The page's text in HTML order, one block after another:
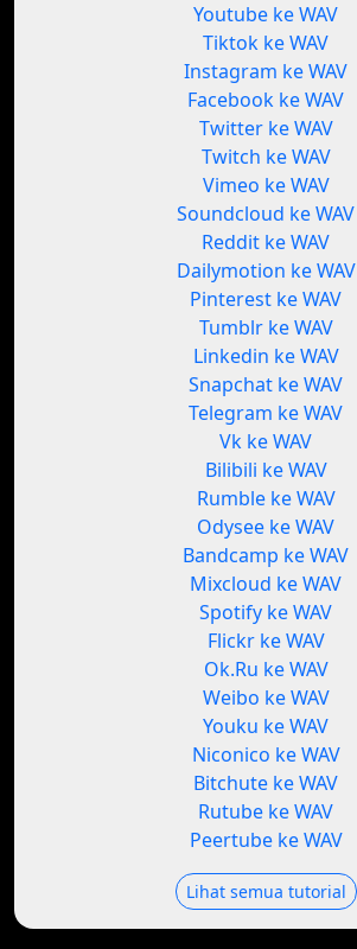
Youtube ke WAV
Tiktok ke WAV
Instagram ke WAV
Facebook ke WAV
Twitter ke WAV
Twitch ke WAV
Vimeo ke WAV
Soundcloud ke WAV
Reddit ke WAV
Dailymotion ke WAV
Pinterest ke WAV
Tumblr ke WAV
Linkedin ke WAV
Snapchat ke WAV
Telegram ke WAV
Vk ke WAV
Bilibili ke WAV
Rumble ke WAV
Odysee ke WAV
Bandcamp ke WAV
Mixcloud ke WAV
Spotify ke WAV
Flickr ke WAV
Ok.Ru ke WAV
Weibo ke WAV
Youku ke WAV
Niconico ke WAV
Bitchute ke WAV
Rutube ke WAV
Peertube ke WAV
Lihat semua tutorial